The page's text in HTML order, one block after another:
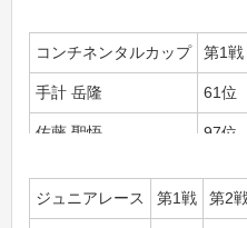
コンチネンタルカップ 第1戦
手計 岳隆 61位
佐藤 聖悟 97位
ジュニアレース 第1戦 第2